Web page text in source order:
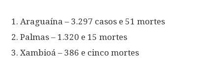
Araguaína – 3.297 casos e 51 mortes
Palmas – 1.320 e 15 mortes
Xambioá – 386 e cinco mortes